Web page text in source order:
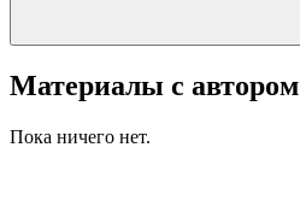
Материалы с автором
Пока ничего нет.